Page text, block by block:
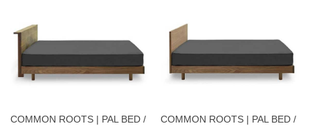
COMMON ROOTS | PAL BED /
COMMON ROOTS | PAL BED /